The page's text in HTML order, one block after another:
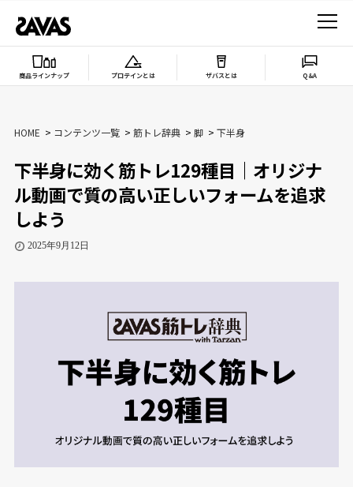
商品ラインナップ プロテインとは ザバスとは Q&A
HOME コンテンツ一覧 筋トレ辞典 脚 下半身
下半身に効く筋トレ129種目｜オリジナ
ル動画で質の高い正しいフォームを追求
しよう
2025年9月12日